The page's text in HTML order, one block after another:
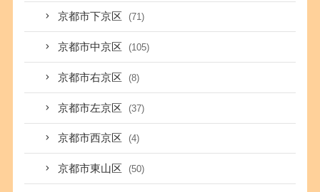
京都市下京区 (71)
京都市中京区 (105)
京都市右京区 (8)
京都市左京区 (37)
京都市西京区 (4)
京都市東山区 (50)